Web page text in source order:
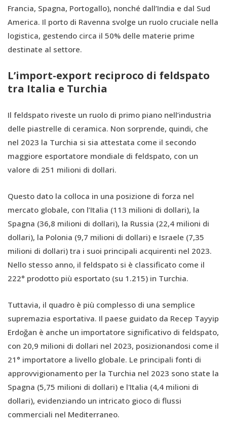
Francia, Spagna, Portogallo), nonché dall’India e dal Sud
America. Il porto di Ravenna svolge un ruolo cruciale nella
logistica, gestendo circa il 50% delle materie prime
destinate al settore.
L’import-export reciproco di feldspato
tra Italia e Turchia
Il feldspato riveste un ruolo di primo piano nell’industria
delle piastrelle di ceramica. Non sorprende, quindi, che
nel 2023 la Turchia si sia attestata come il secondo
maggiore esportatore mondiale di feldspato, con un
valore di 251 milioni di dollari.
Questo dato la colloca in una posizione di forza nel
mercato globale, con l’Italia (113 milioni di dollari), la
Spagna (36,8 milioni di dollari), la Russia (22,4 milioni di
dollari), la Polonia (9,7 milioni di dollari) e Israele (7,35
milioni di dollari) tra i suoi principali acquirenti nel 2023.
Nello stesso anno, il feldspato si è classificato come il
222° prodotto più esportato (su 1.215) in Turchia.
Tuttavia, il quadro è più complesso di una semplice
supremazia esportativa. Il paese guidato da Recep Tayyip
Erdoğan è anche un importatore significativo di feldspato,
con 20,9 milioni di dollari nel 2023, posizionandosi come il
21° importatore a livello globale. Le principali fonti di
approvvigionamento per la Turchia nel 2023 sono state la
Spagna (5,75 milioni di dollari) e l'Italia (4,4 milioni di
dollari), evidenziando un intricato gioco di flussi
commerciali nel Mediterraneo.